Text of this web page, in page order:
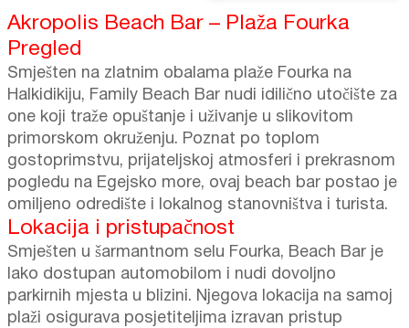
Akropolis Beach Bar – Plaža Fourka
Pregled
Smješten na zlatnim obalama plaže Fourka na
Halkidikiju, Family Beach Bar nudi idilično utočište za
one koji traže opuštanje i uživanje u slikovitom
primorskom okruženju. Poznat po toplom
gostoprimstvu, prijateljskoj atmosferi i prekrasnom
pogledu na Egejsko more, ovaj beach bar postao je
omiljeno odredište i lokalnog stanovništva i turista.
Lokacija i pristupačnost
Smješten u šarmantnom selu Fourka, Beach Bar je
lako dostupan automobilom i nudi dovoljno
parkirnih mjesta u blizini. Njegova lokacija na samoj
plaži osigurava posjetiteljima izravan pristup